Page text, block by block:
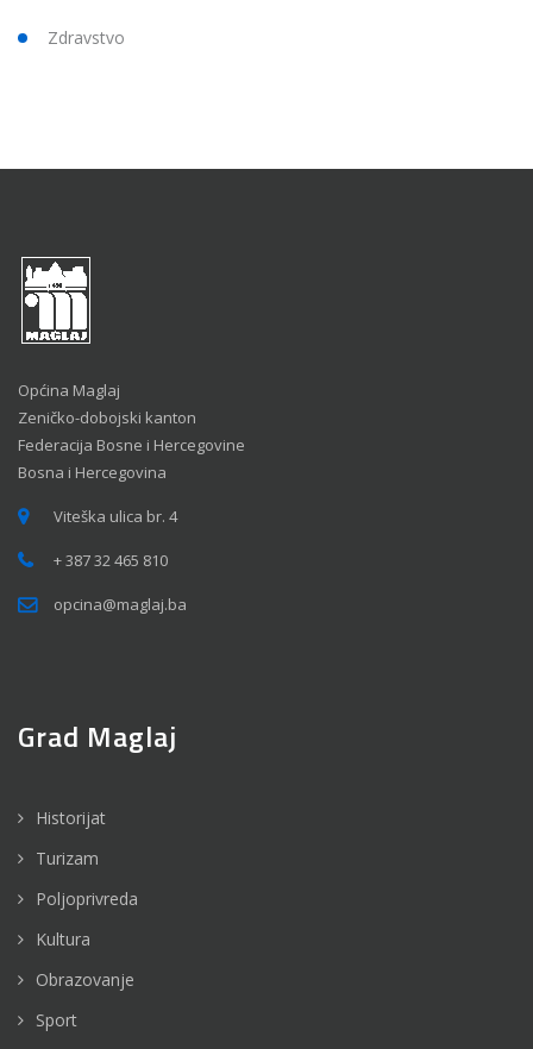
Zdravstvo
Općina Maglaj
Zeničko-dobojski kanton
Federacija Bosne i Hercegovine
Bosna i Hercegovina
Viteška ulica br. 4
+ 387 32 465 810
opcina@maglaj.ba
Grad Maglaj
Historijat
Turizam
Poljoprivreda
Kultura
Obrazovanje
Sport